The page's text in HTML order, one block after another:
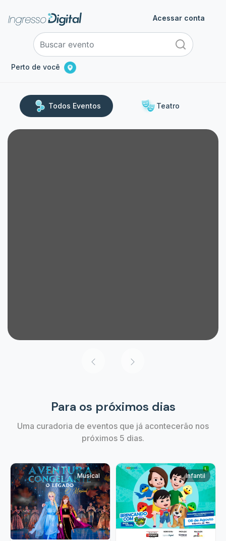
Perto de você
Acessar conta
Todos Eventos Teatro
Para os próximos dias
Uma curadoria de eventos que já acontecerão nos
próximos 5 dias.
Musical Infantil